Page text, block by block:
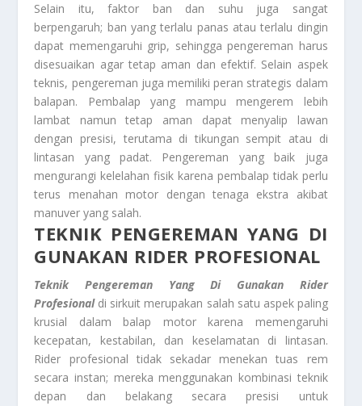
Selain itu, faktor ban dan suhu juga sangat
berpengaruh; ban yang terlalu panas atau terlalu dingin
dapat memengaruhi grip, sehingga pengereman harus
disesuaikan agar tetap aman dan efektif. Selain aspek
teknis, pengereman juga memiliki peran strategis dalam
balapan. Pembalap yang mampu mengerem lebih
lambat namun tetap aman dapat menyalip lawan
dengan presisi, terutama di tikungan sempit atau di
lintasan yang padat. Pengereman yang baik juga
mengurangi kelelahan fisik karena pembalap tidak perlu
terus menahan motor dengan tenaga ekstra akibat
manuver yang salah.
TEKNIK PENGEREMAN YANG DI
GUNAKAN RIDER PROFESIONAL
Teknik Pengereman Yang Di Gunakan Rider
Profesionaldi sirkuit merupakan salah satu aspek paling
krusial dalam balap motor karena memengaruhi
kecepatan, kestabilan, dan keselamatan di lintasan.
Rider profesional tidak sekadar menekan tuas rem
secara instan; mereka menggunakan kombinasi teknik
depan dan belakang secara presisi untuk